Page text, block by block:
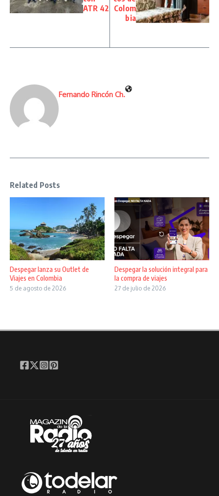
ATR 42 Colom
bia
Fernando Rincón Ch.
Related Posts
Despegar lanza su Outlet de
Viajes en Colombia
5 de agosto de 2026
Despegar la solución integral para
la compra de viajes
27 de julio de 2026